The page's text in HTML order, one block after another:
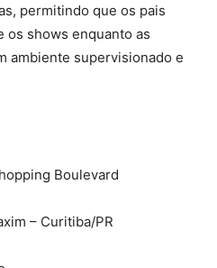
permitindo que os pais
os shows enquanto as
ambiente supervisionado e
Boulevard
– Curitiba/PR